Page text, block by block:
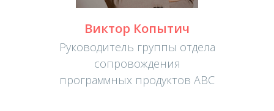
Виктор Копытич
Руководитель группы отдела
сопровождения
программных продуктов АВС